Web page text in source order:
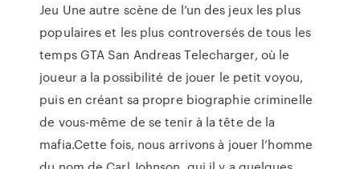
Jeu Une autre scène de l’un des jeux les plus
populaires et les plus controversés de tous les
temps GTA San Andreas Telecharger, où le
joueur a la possibilité de jouer le petit voyou,
puis en créant sa propre biographie criminelle
de vous-même de se tenir à la tête de la
mafia.Cette fois, nous arrivons à jouer l’homme